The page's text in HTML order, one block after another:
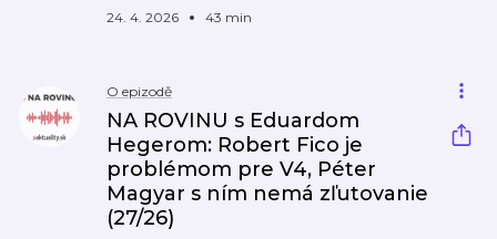
24. 4. 2026 43 min
O epizodě
NA ROVINU s Eduardom
Hegerom: Robert Fico je
problémom pre V4, Péter
Magyar s ním nemá zľutovanie
(27/26)